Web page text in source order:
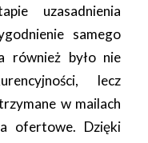
uzasadnienia
samego
również było nie
lecz
w mailach
ofertowe. Dzięki